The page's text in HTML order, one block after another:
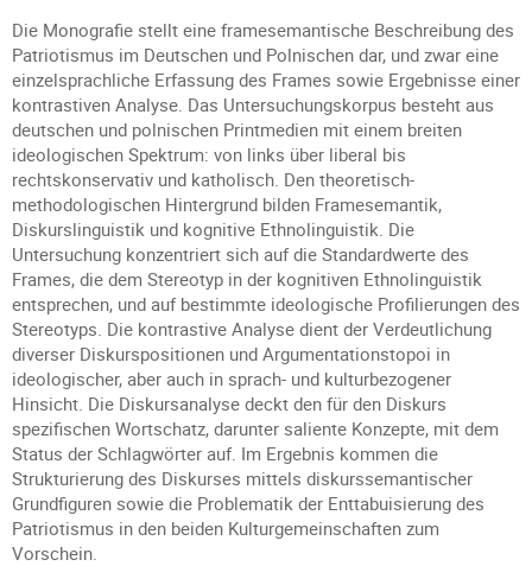
Die Monografie stellt eine framesemantische Beschreibung des
Patriotismus im Deutschen und Polnischen dar, und zwar eine
einzelsprachliche Erfassung des Frames sowie Ergebnisse einer
kontrastiven Analyse. Das Untersuchungskorpus besteht aus
deutschen und polnischen Printmedien mit einem breiten
ideologischen Spektrum: von links über liberal bis
rechtskonservativ und katholisch. Den theoretisch-
methodologischen Hintergrund bilden Framesemantik,
Diskurslinguistik und kognitive Ethnolinguistik. Die
Untersuchung konzentriert sich auf die Standardwerte des
Frames, die dem Stereotyp in der kognitiven Ethnolinguistik
entsprechen, und auf bestimmte ideologische Profilierungen des
Stereotyps. Die kontrastive Analyse dient der Verdeutlichung
diverser Diskurspositionen und Argumentationstopoi in
ideologischer, aber auch in sprach- und kulturbezogener
Hinsicht. Die Diskursanalyse deckt den für den Diskurs
spezifischen Wortschatz, darunter saliente Konzepte, mit dem
Status der Schlagwörter auf. Im Ergebnis kommen die
Strukturierung des Diskurses mittels diskurssemantischer
Grundfiguren sowie die Problematik der Enttabuisierung des
Patriotismus in den beiden Kulturgemeinschaften zum
Vorschein.